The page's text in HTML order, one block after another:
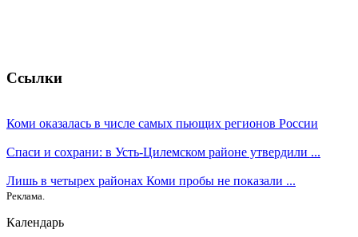
Ссылки
Коми оказалась в числе самых пьющих регионов России
Спаси и сохрани: в Усть-Цилемском районе утвердили ...
Лишь в четырех районах Коми пробы не показали ...
Реклама.
Календарь